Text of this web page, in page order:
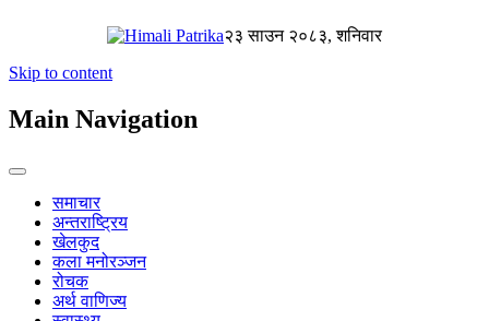
२३ साउन २०८३, शनिवार
Skip to content
Main Navigation
समाचार
अन्तराष्ट्रिय
खेलकुद
कला मनोरञ्जन
रोचक
अर्थ वाणिज्य